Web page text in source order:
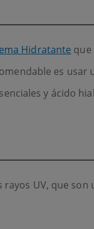
Hidratante que
es usar
y ácido
UV, que son